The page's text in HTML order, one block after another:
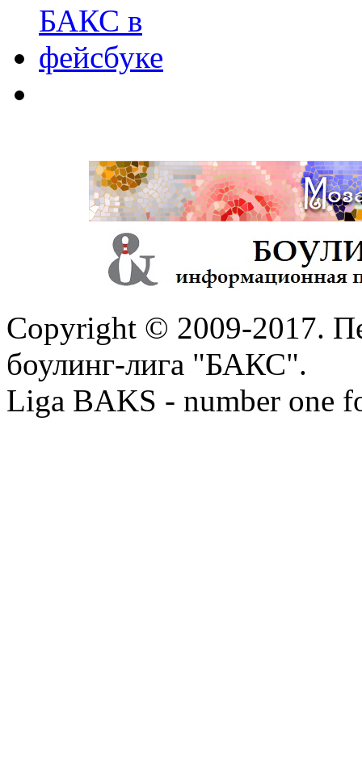
Copyright © 2009-2017.
боулинг-лига "БАКС".
Liga BAKS - number one